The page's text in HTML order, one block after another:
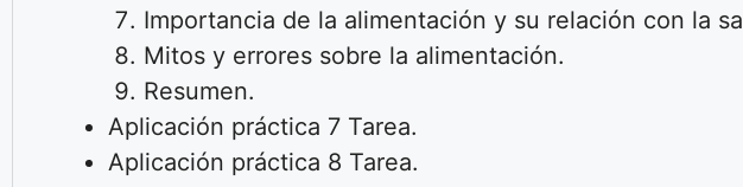
Importancia de la alimentación y su relación con la
Mitos y errores sobre la alimentación.
Resumen.
Aplicación práctica 7 Tarea.
Aplicación práctica 8 Tarea.